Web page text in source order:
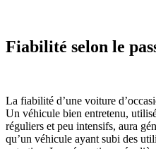
Fiabilité selon le
La fiabilité d’une voiture
Un véhicule bien entretenu,
réguliers et peu intensifs, aura
qu’un véhicule ayant subi des